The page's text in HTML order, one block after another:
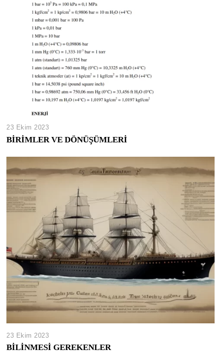
23 Ekim 2023
BİRİMLER VE DÖNÜŞÜMLERİ
23 Ekim 2023
BİLİNMESİ GEREKENLER